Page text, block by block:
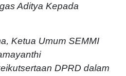
Aditya Kepada
Ketua Umum SEMMI
DPRD dalam